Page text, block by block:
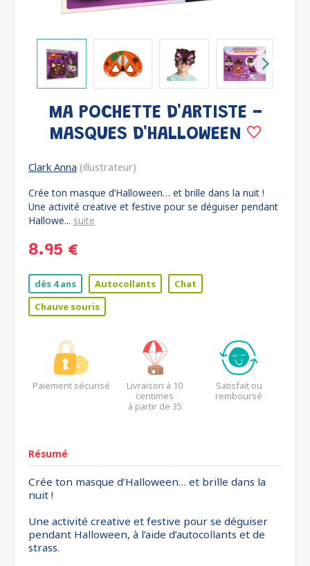
MA POCHETTE D'ARTISTE -
MASQUES D'HALLOWEEN
Clark Anna (illustrateur)
Crée ton masque d’Halloween… et brille dans la nuit !
Une activité creative et festive pour se déguiser pendant
Hallowe... suite
8.95 €
dès 4 ans Autocollants
Chat
Chauve souris
Paiement sécurisé
Livraison à 10
centimes
à partir de 35
Satisfait ou
remboursé
Résumé
Crée ton masque d’Halloween… et brille dans la
nuit !
Une activité creative et festive pour se déguiser
pendant Halloween, à l’aide d’autocollants et de
strass.